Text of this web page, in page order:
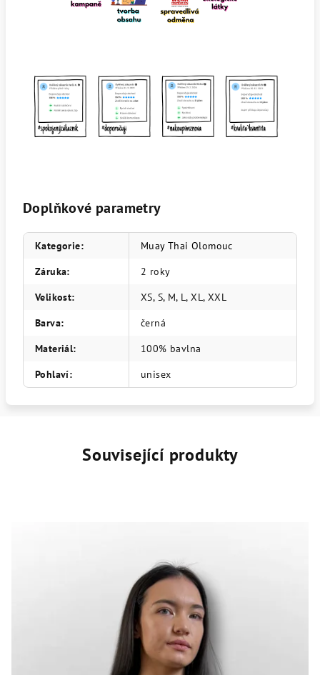
Doplňkové parametry
Kategorie:
Muay Thai Olomouc
Záruka:
2 roky
Velikost:
XS, S, M, L, XL, XXL
Barva:
černá
Materiál:
100% bavlna
Pohlaví: unisex
Související produkty